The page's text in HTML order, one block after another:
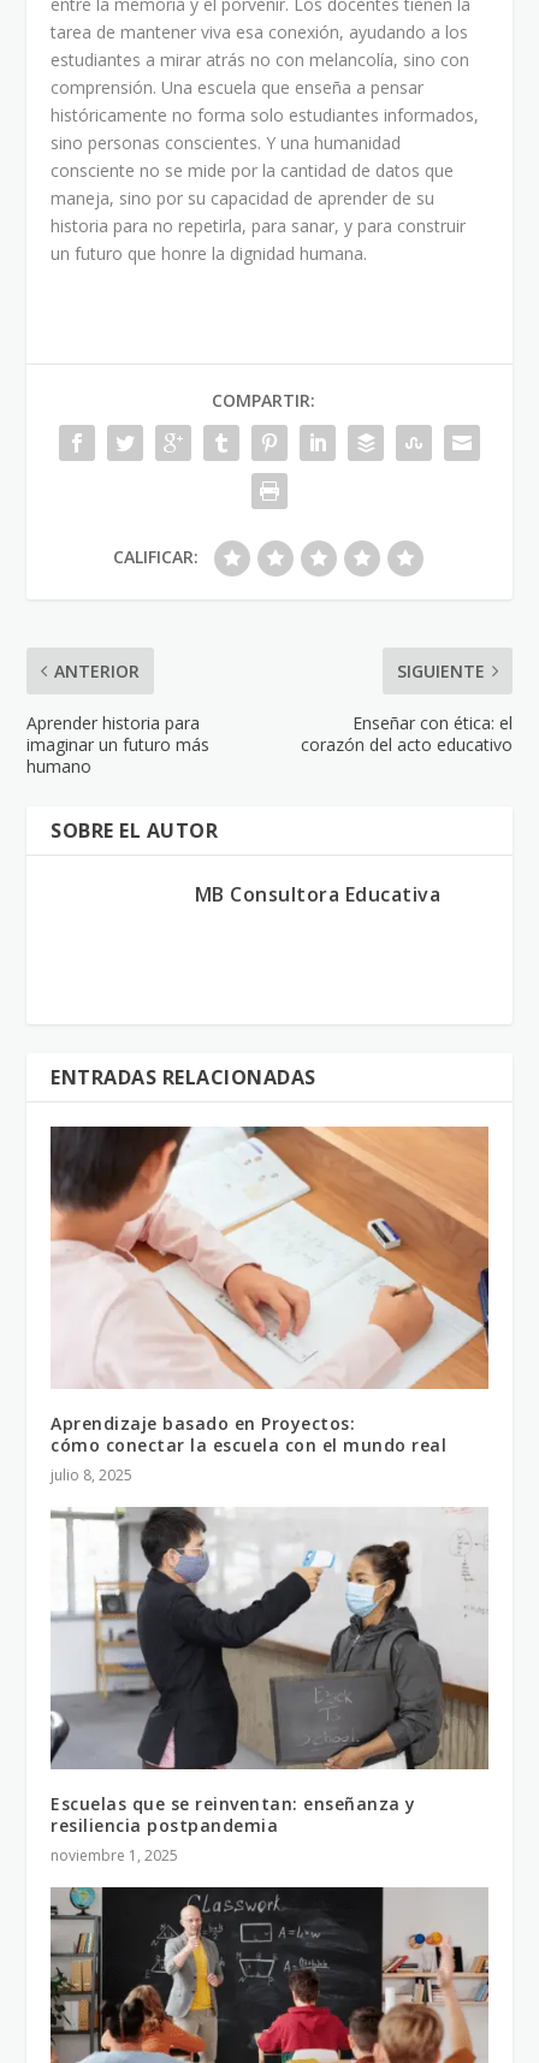
tarea de mantener viva esa conexión, ayudando a los
estudiantes a mirar atrás no con melancolía, sino con
comprensión. Una escuela que enseña a pensar
históricamente no forma solo estudiantes informados,
sino personas conscientes. Y una humanidad
consciente no se mide por la cantidad de datos que
maneja, sino por su capacidad de aprender de su
historia para no repetirla, para sanar, y para construir
un futuro que honre la dignidad humana.
COMPARTIR:
CALIFICAR:
ANTERIOR
Aprender historia para
imaginar un futuro más
humano
SIGUIENTE
Enseñar con ética: el
corazón del acto educativo
SOBRE EL AUTOR
MB Consultora Educativa
ENTRADAS RELACIONADAS
Aprendizaje basado en Proyectos:
cómo conectar la escuela con el mundo real
julio 8, 2025
Escuelas que se reinventan: enseñanza y
resiliencia postpandemia
noviembre 1, 2025